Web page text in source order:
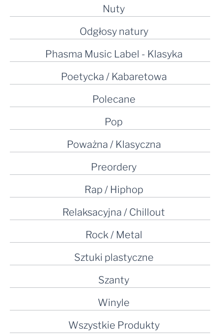
Nuty
Odgłosy natury
Phasma Music Label - Klasyka
Poetycka / Kabaretowa
Polecane
Pop
Poważna / Klasyczna
Preordery
Rap / Hiphop
Relaksacyjna / Chillout
Rock / Metal
Sztuki plastyczne
Szanty
Winyle
Wszystkie Produkty